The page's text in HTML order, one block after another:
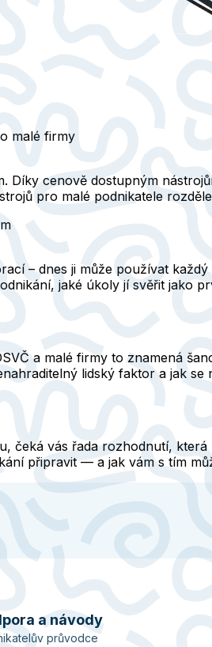
malé firmy
Díky cenově dostupným
pro malé podnikatele
– dnes ji může používat
jaké úkoly jí svěřit jako
a malé firmy to znamená
lidský faktor a jak
čeká vás řada rozhodnutí,
připravit — a jak vám s tím
a návody
průvodce